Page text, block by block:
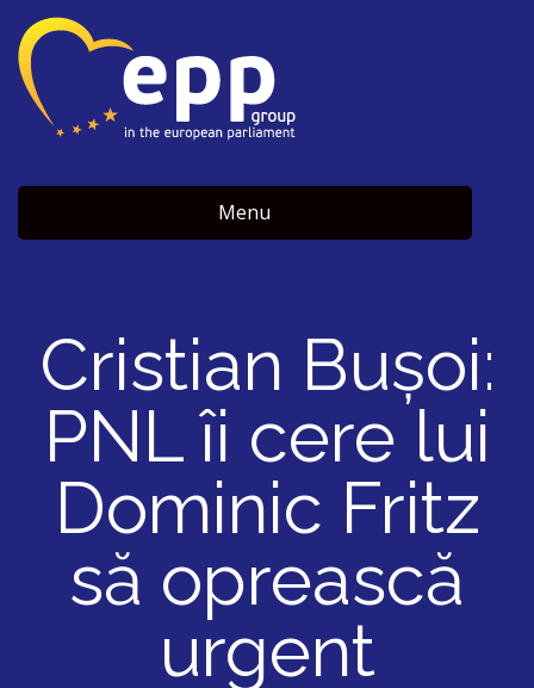
Menu
Cristian Bușoi:
PNL îi cere lui
Dominic Fritz
să oprească
urgent